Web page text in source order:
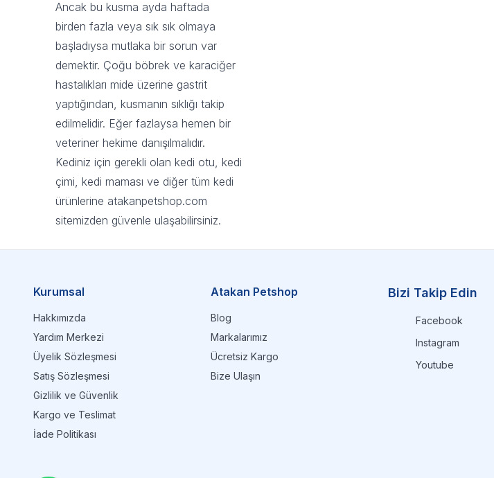
Ancak bu kusma ayda haftada
birden fazla veya sık sık olmaya
başladıysa mutlaka bir sorun var
demektir. Çoğu böbrek ve karaciğer
hastalıkları mide üzerine gastrit
yaptığından, kusmanın sıklığı takip
edilmelidir. Eğer fazlaysa hemen bir
veteriner hekime danışılmalıdır.
Kediniz için gerekli olan kedi otu, kedi
çimi, kedi maması ve diğer tüm kedi
ürünlerine atakanpetshop.com
sitemizden güvenle ulaşabilirsiniz.
Kurumsal
Hakkımızda
Yardım Merkezi
Üyelik Sözleşmesi
Satış Sözleşmesi
Gizlilik ve Güvenlik
Kargo ve Teslimat
İade Politikası
Atakan Petshop
Blog
Markalarımız
Ücretsiz Kargo
Bize Ulaşın
Bizi Takip Edin
Facebook
Instagram
Youtube